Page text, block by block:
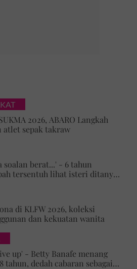
2026, ABARO Langkah
atlet sepak takraw
soalan berat...' - 6 tahun
tersentuh lihat isteri ditanya
di KLFW 2026, koleksi
dan kekuatan wanita
up' - Betty Banafe menang
tahun, dedah cabaran sebagai